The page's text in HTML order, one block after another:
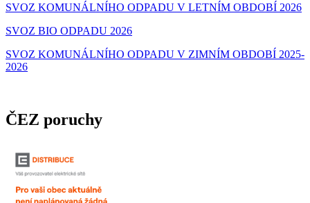
SVOZ KOMUNÁLNÍHO ODPADU V LETNÍM OBDOBÍ 2026
SVOZ BIO ODPADU 2026
SVOZ KOMUNÁLNÍHO ODPADU V ZIMNÍM OBDOBÍ 2025-
2026
ČEZ poruchy